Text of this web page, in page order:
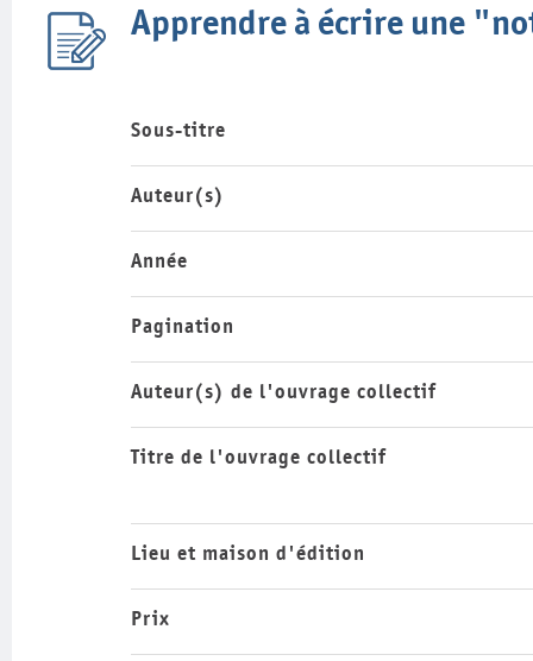
Apprendre à écrire une
Sous-titre
Auteur(s)
Année
Pagination
Auteur(s) de l'ouvrage collectif
Titre de l'ouvrage collectif
Lieu et maison d'édition
Prix